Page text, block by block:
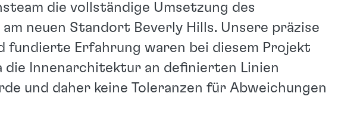
die vollständige Umsetzung des
neuen Standort Beverly Hills. Unsere präzise
fundierte Erfahrung waren bei diesem Projekt
die Innenarchitektur an definierten Linien
und daher keine Toleranzen für Abweichungen